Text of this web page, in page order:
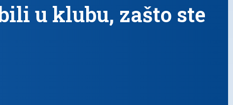
u klubu, zašto ste